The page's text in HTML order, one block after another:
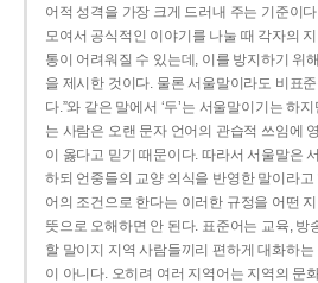
어적 성격을 가장 크게 드러내 주는 기준이
모여서 공식적인 이야기를 나눌 때 각자의
통이 어려워질 수 있는데, 이를 방지하기 위
을 제시한 것이다. 물론 서울말이라도 비표
다.”와 같은 말에서 ‘두’는 서울말이기는 하
는 사람은 오랜 문자 언어의 관습적 쓰임에
이 옳다고 믿기 때문이다. 따라서 서울말은
하되 언중들의 교양 의식을 반영한 말이라고
어의 조건으로 한다는 이러한 규정을 어떤
뜻으로 오해하면 안 된다. 표준어는 교육, 방
할 말이지 지역 사람들끼리 편하게 대화하
이 아니다. 오히려 여러 지역어는 지역의 문